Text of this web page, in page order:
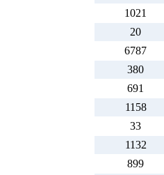
1021
20
6787
380
691
1158
33
1132
899